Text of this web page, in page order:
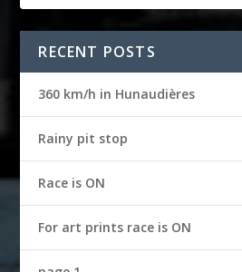
RECENT POSTS
360 km/h in Hunaudières
Rainy pit stop
Race is ON
For art prints race is ON